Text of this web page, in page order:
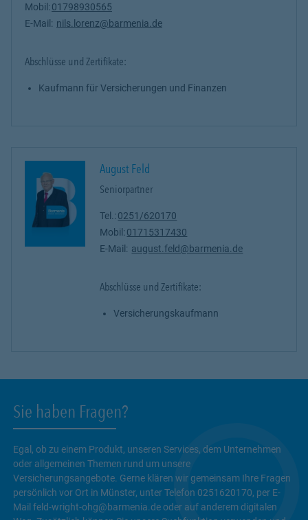
Mobil: 01798930565
E-Mail: nils.lorenz@barmenia.de
Abschlüsse und Zertifikate:
Kaufmann für Versicherungen und Finanzen
August Feld
Seniorpartner
Tel.: 0251/620170
Mobil: 01715317430
E-Mail: august.feld@barmenia.de
Abschlüsse und Zertifikate:
Versicherungskaufmann
Sie haben Fragen?
Egal, ob zu einem Produkt, unseren Services, dem Unternehmen
oder allgemeinen Themen rund um unsere
Versicherungsangebote. Gerne klären wir gemeinsam Ihre Fragen
persönlich vor Ort in Münster, unter Telefon 0251620170, per E-
Mail feld-wright-ohg@barmenia.de oder auf anderem digitalen